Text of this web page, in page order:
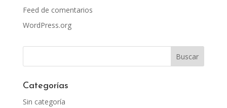
Feed de comentarios
WordPress.org
Categorías
Sin categoría